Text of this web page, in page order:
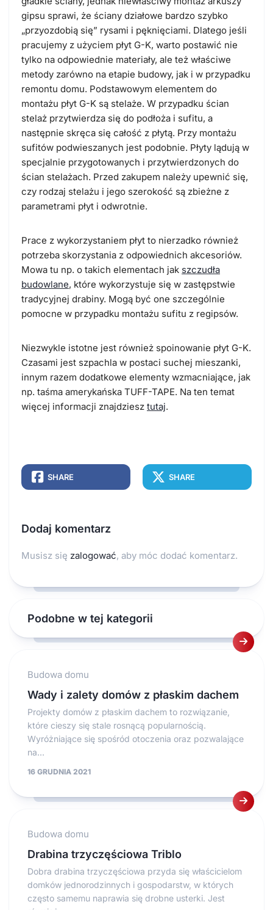
gipsu sprawi, że ściany działowe bardzo szybko
„przyozdobią się” rysami i pęknięciami. Dlatego jeśli
pracujemy z użyciem płyt G-K, warto postawić nie
tylko na odpowiednie materiały, ale też właściwe
metody zarówno na etapie budowy, jak i w przypadku
remontu domu. Podstawowym elementem do
montażu płyt G-K są stelaże. W przypadku ścian
stelaż przytwierdza się do podłoża i sufitu, a
następnie skręca się całość z płytą. Przy montażu
sufitów podwieszanych jest podobnie. Płyty lądują w
specjalnie przygotowanych i przytwierdzonych do
ścian stelażach. Przed zakupem należy upewnić się,
czy rodzaj stelażu i jego szerokość są zbieżne z
parametrami płyt i odwrotnie.
Prace z wykorzystaniem płyt to nierzadko również
potrzeba skorzystania z odpowiednich akcesoriów.
Mowa tu np. o takich elementach jak szczudła
budowlane, które wykorzystuje się w zastępstwie
tradycyjnej drabiny. Mogą być one szczególnie
pomocne w przypadku montażu sufitu z regipsów.
Niezwykle istotne jest również spoinowanie płyt G-K.
Czasami jest szpachla w postaci suchej mieszanki,
innym razem dodatkowe elementy wzmacniające, jak
np. taśma amerykańska TUFF-TAPE. Na ten temat
więcej informacji znajdziesz tutaj.
SHARE SHARE
Dodaj komentarz
Musisz się zalogować, aby móc dodać komentarz.
Podobne w tej kategorii
Budowa domu
Wady i zalety domów z płaskim dachem
Projekty domów z płaskim dachem to rozwiązanie,
które cieszy się stale rosnącą popularnością.
Wyróżniające się spośród otoczenia oraz pozwalające
na...
16 GRUDNIA 2021
Budowa domu
Drabina trzyczęściowa Triblo
Dobra drabina trzyczęściowa przyda się właścicielom
domków jednorodzinnych i gospodarstw, w których
często samemu naprawia się drobne usterki. Jest